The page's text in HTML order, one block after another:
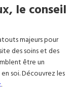
le conseil
majeurs pour
des soins et des
être un
soi. Découvrez les
.